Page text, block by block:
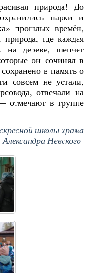
природа! До
парки и
прошлых времён,
где каждая
на дереве, шепчет
он сочинял в
в память о
совсем не устали,
отвечали на
отмечают в группе
школы храма
Невского